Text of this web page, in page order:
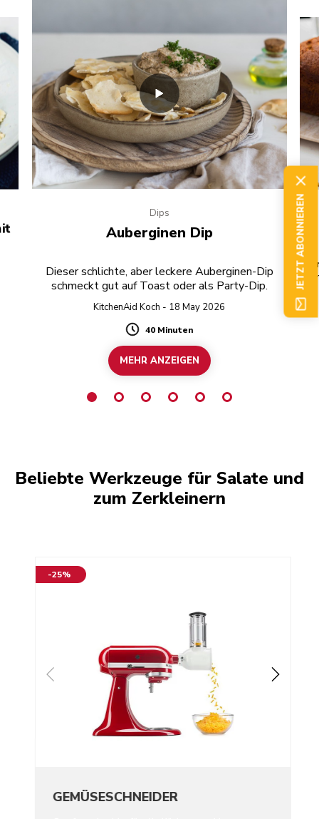
Dips
Auberginen Dip
Dieser schlichte, aber leckere Auberginen-Dip
schmeckt gut auf Toast oder als Party-Dip.
KitchenAid Koch - 18 May 2026
Duration
40 Minuten
MEHR ANZEIGEN
Beliebte Werkzeuge für Salate und
zum Zerkleinern
-25%
GEMÜSESCHNEIDER
JETZT ABONNIEREN